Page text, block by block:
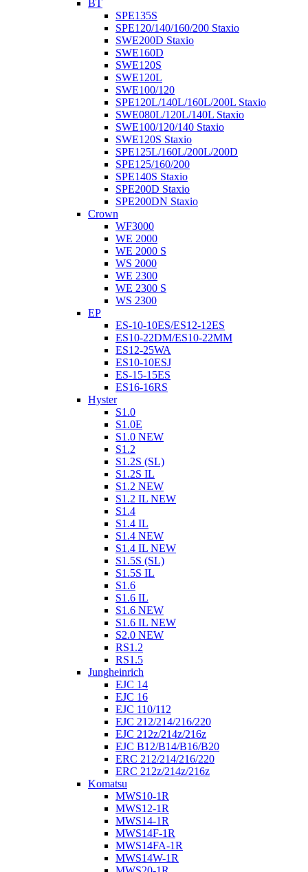
BT
SPE135S
SPE120/140/160/200 Staxio
SWE200D Staxio
SWE160D
SWE120S
SWE120L
SWE100/120
SPE120L/140L/160L/200L Staxio
SWE080L/120L/140L Staxio
SWE100/120/140 Staxio
SWE120S Staxio
SPE125L/160L/200L/200D
SPE125/160/200
SPE140S Staxio
SPE200D Staxio
SPE200DN Staxio
Crown
WF3000
WE 2000
WE 2000 S
WS 2000
WE 2300
WE 2300 S
WS 2300
EP
ES-10-10ES/ES12-12ES
ES10-22DM/ES10-22MM
ES12-25WA
ES10-10ESJ
ES-15-15ES
ES16-16RS
Hyster
S1.0
S1.0E
S1.0 NEW
S1.2
S1.2S (SL)
S1.2S IL
S1.2 NEW
S1.2 IL NEW
S1.4
S1.4 IL
S1.4 NEW
S1.4 IL NEW
S1.5S (SL)
S1.5S IL
S1.6
S1.6 IL
S1.6 NEW
S1.6 IL NEW
S2.0 NEW
RS1.2
RS1.5
Jungheinrich
EJC 14
EJC 16
EJC 110/112
EJC 212/214/216/220
EJC 212z/214z/216z
EJC B12/B14/B16/B20
ERC 212/214/216/220
ERC 212z/214z/216z
Komatsu
MWS10-1R
MWS12-1R
MWS14-1R
MWS14F-1R
MWS14FA-1R
MWS14W-1R